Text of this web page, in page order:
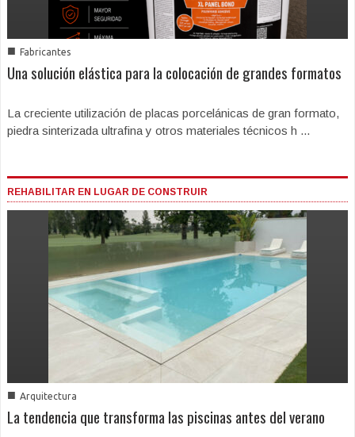
■ Fabricantes
Una solución elástica para la colocación de grandes formatos
La creciente utilización de placas porcelánicas de gran formato,
piedra sinterizada ultrafina y otros materiales técnicos h ...
REHABILITAR EN LUGAR DE CONSTRUIR
■ Arquitectura
La tendencia que transforma las piscinas antes del verano